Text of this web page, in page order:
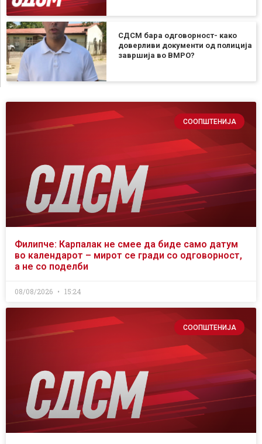
СДСМ бара одговорност- како
доверливи документи од полиција
завршија во ВМРО?
СООПШТЕНИЈА
Филипче: Карпалак не смее да биде само датум
во календарот – мирот се гради со одговорност,
а не со поделби
08/08/2026 15:24
СООПШТЕНИЈА